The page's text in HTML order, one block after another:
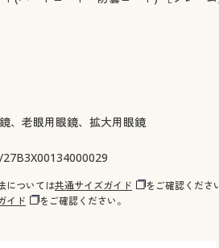
、老眼用眼鏡、拡大用眼鏡
については共通サイズガイド
をご確認くださ
イド をご確認ください。